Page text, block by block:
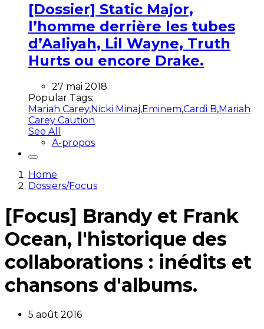
[Dossier] Static Major,
l’homme derrière les tubes
d’Aaliyah, Lil Wayne, Truth
Hurts ou encore Drake.
27 mai 2018
Popular Tags:
Mariah Carey,Nicki Minaj,Eminem,Cardi B,Mariah
Carey Caution
See All
A-propos
Home
Dossiers/Focus
[Focus] Brandy et Frank
Ocean, l'historique des
collaborations : inédits et
chansons d'albums.
5 août 2016